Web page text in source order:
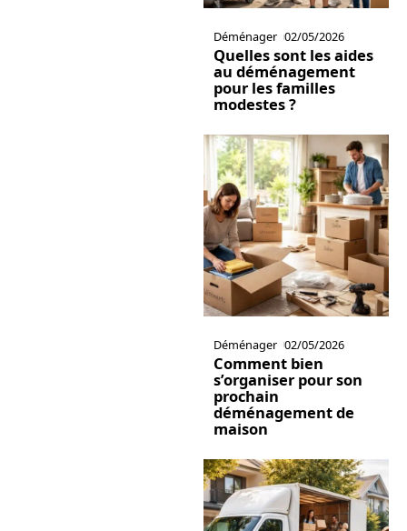
Déménager 02/05/2026
Quelles sont les aides
au déménagement
pour les familles
modestes ?
Déménager 02/05/2026
Comment bien
s’organiser pour son
prochain
déménagement de
maison